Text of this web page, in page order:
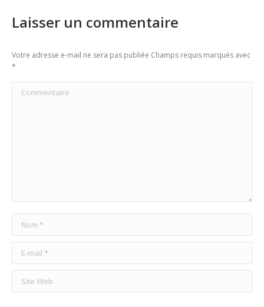
Laisser un commentaire
Votre adresse e-mail ne sera pas publiée Champs requis marqués avec
*
Commentaire
Nom *
E-mail *
Site Web